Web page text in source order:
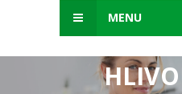
MENU